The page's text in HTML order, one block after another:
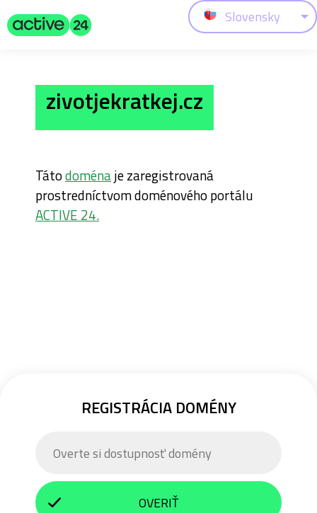
Slovensky
zivotjekratkej.cz
Tátodoménaje zaregistrovaná
prostredníctvom doménového portálu
ACTIVE 24.
REGISTRÁCIA DOMÉNY
OVERIŤ